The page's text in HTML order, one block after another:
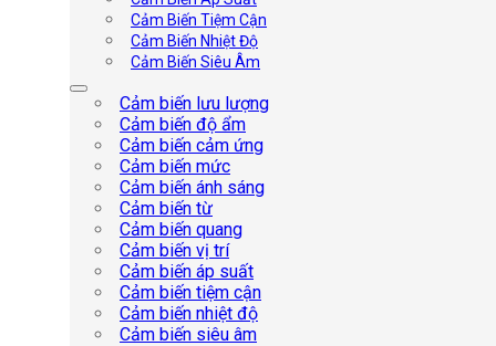
Cảm Biến Tiệm Cận
Cảm Biến Nhiệt Độ
Cảm Biến Siêu Âm
Cảm biến lưu lượng
Cảm biến độ ẩm
Cảm biến cảm ứng
Cảm biến mức
Cảm biến ánh sáng
Cảm biến từ
Cảm biến quang
Cảm biến vị trí
Cảm biến áp suất
Cảm biến tiệm cận
Cảm biến nhiệt độ
Cảm biến siêu âm